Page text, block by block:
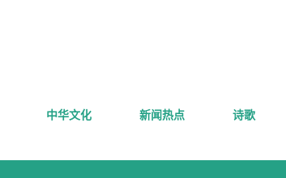
中华文化 新闻热点 诗歌